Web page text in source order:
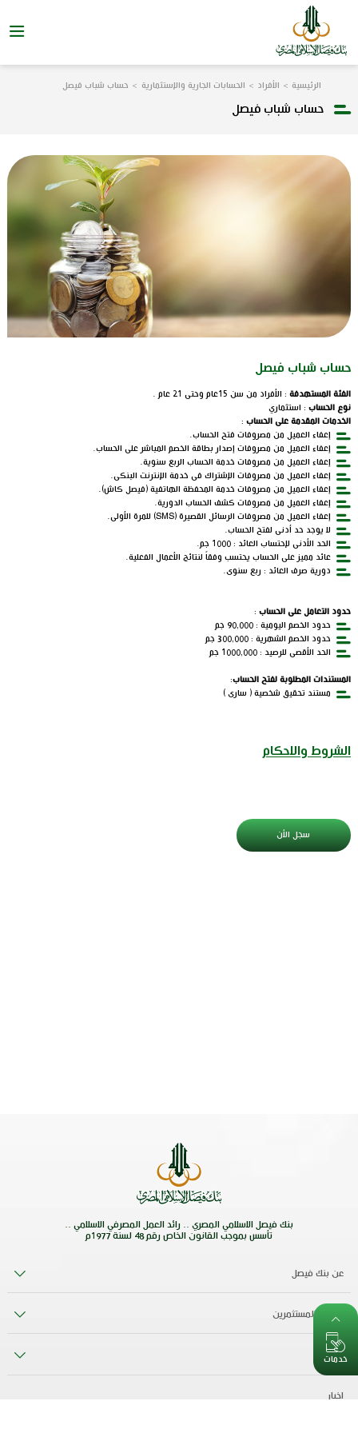
الرئيسية الأفراد الحسابات الجارية والإستثمارية حساب شباب فيصل
حساب شباب فيصل
حساب شباب فيصل
الفئة المستهدفة : الأفراد من سن 15عام وحتى 21 عام .
نوع الحساب : استثماري
الخدمات المقدمة على الحساب :
إعفاء العميل من مصروفات فتح الحساب.
إعفاء العميل من مصروفات إصدار بطاقة الخصم المباشر على الحساب.
إعفاء العميل من مصروفات خدمة الحساب الربع سنوية.
إعفاء العميل من مصروفات الإشتراك فى خدمة الإنترنت البنكى.
إعفاء العميل من مصروفات خدمة المحفظة الهاتفية (فيصل كاش).
إعفاء العميل من مصروفات كشف الحساب الدورية.
إعفاء العميل من مصروفات الرسائل القصيرة (SMS) للمرة الأولى.
لا يوجد حد أدنى لفتح الحساب.
الحد الأدنى لإحتساب العائد : 1000 جم.
عائد مميز على الحساب يحتسب وفقاً لنتائج الأعمال الفعلية.
دورية صرف العائد : ربع سنوى.
حدود التعامل على الحساب :
حدود الخصم اليومية : 90,000 جم
حدود الخصم الشهرية : 300,000 جم
الحد الأقصى للرصيد : 1000,000 جم
المستندات المطلوبة لفتح الحساب:
مستند تحقيق شخصية ( سارى )
الشروط والاحكام
سجل الأن
بنك فيصل الاسلامي المصري .. رائد العمل المصرفي الاسلامي ..
تأسس بموجب القانون الخاص رقم 48 لسنة 1977م
عن بنك فيصل
علاقات المستثمرين
اتصل بنا
اخبار
خدمات